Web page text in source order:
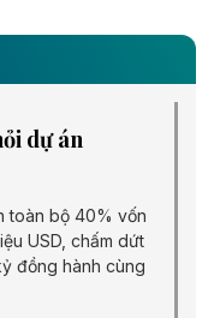
dự án
toàn bộ 40% vốn
USD, chấm dứt
đồng hành cùng